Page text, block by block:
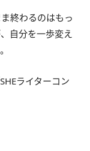
終わるのはもっ
自分を一歩変え
ライターコン